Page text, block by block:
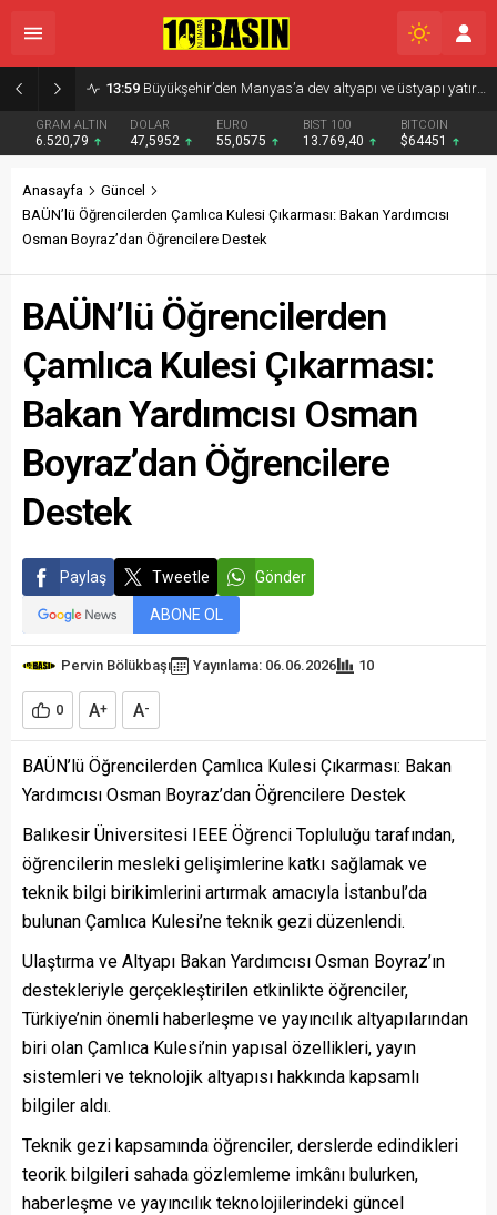
GRAM ALTIN
6.520,79
DOLAR
47,5952
EURO
55,0575
BIST 100
13.769,40
BITCOIN
$64451
Anasayfa
Güncel
BAÜN’lü Öğrencilerden Çamlıca Kulesi Çıkarması: Bakan Yardımcısı
Osman Boyraz’dan Öğrencilere Destek
BAÜN’lü Öğrencilerden
Çamlıca Kulesi Çıkarması:
Bakan Yardımcısı Osman
Boyraz’dan Öğrencilere
Destek
Paylaş Tweetle Gönder
ABONE OL
Pervin Bölükbaşı Yayınlama: 06.06.2026 10
0 A+ A-
BAÜN’lü Öğrencilerden Çamlıca Kulesi Çıkarması: Bakan
Yardımcısı Osman Boyraz’dan Öğrencilere Destek
Balıkesir Üniversitesi IEEE Öğrenci Topluluğu tarafından,
öğrencilerin mesleki gelişimlerine katkı sağlamak ve
teknik bilgi birikimlerini artırmak amacıyla İstanbul’da
bulunan Çamlıca Kulesi’ne teknik gezi düzenlendi.
Ulaştırma ve Altyapı Bakan Yardımcısı Osman Boyraz’ın
destekleriyle gerçekleştirilen etkinlikte öğrenciler,
Türkiye’nin önemli haberleşme ve yayıncılık altyapılarından
biri olan Çamlıca Kulesi’nin yapısal özellikleri, yayın
sistemleri ve teknolojik altyapısı hakkında kapsamlı
bilgiler aldı.
Teknik gezi kapsamında öğrenciler, derslerde edindikleri
teorik bilgileri sahada gözlemleme imkânı bulurken,
haberleşme ve yayıncılık teknolojilerindeki güncel